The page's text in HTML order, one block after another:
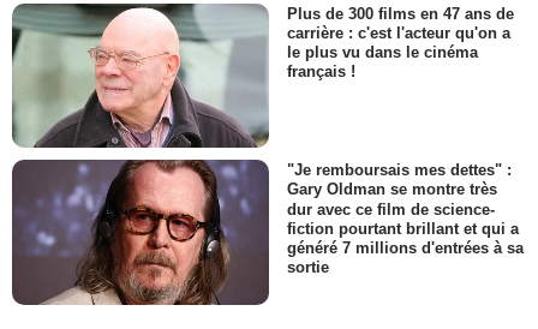
Plus de 300 films en 47 ans de
carrière : c'est l'acteur qu'on a
le plus vu dans le cinéma
français !
"Je remboursais mes dettes" :
Gary Oldman se montre très
dur avec ce film de science-
fiction pourtant brillant et qui a
généré 7 millions d'entrées à sa
sortie